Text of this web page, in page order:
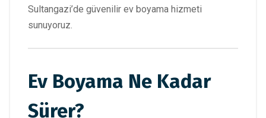
Sultangazi’de güvenilir ev boyama hizmeti
sunuyoruz.
Ev Boyama Ne Kadar
Sürer?